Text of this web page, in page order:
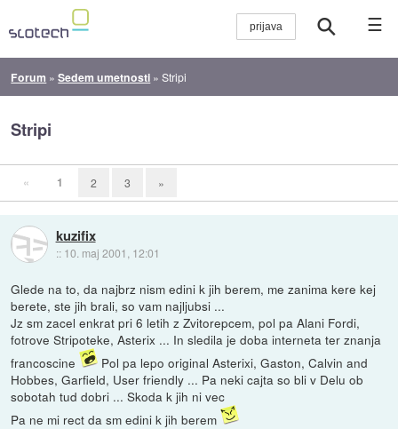
☰
Forum »Sedem umetnosti »Stripi
Stripi
« 1 2 3 »
kuzifix
:: 10. maj 2001, 12:01
Glede na to, da najbrz nism edini k jih berem, me zanima kere kej
berete, ste jih brali, so vam najljubsi ...
Jz sm zacel enkrat pri 6 letih z Zvitorepcem, pol pa Alani Fordi,
fotrove Stripoteke, Asterix ... In sledila je doba interneta ter znanja
francoscine
Pol pa lepo original Asterixi, Gaston, Calvin and
Hobbes, Garfield, User friendly ... Pa neki cajta so bli v Delu ob
sobotah tud dobri ... Skoda k jih ni vec
Pa ne mi rect da sm edini k jih berem